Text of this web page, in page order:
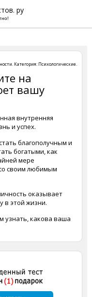
ру
. Категория: Психологические.
на
вашу
внутренняя
и успех.
благополучным и
богатыми, как
мере
своим любимым
оказывает
в этой жизни.
узнать, какова ваша